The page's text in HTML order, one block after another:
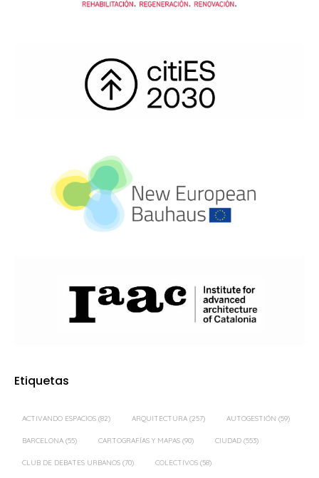
Etiquetas
ACTIVANDO ESPACIOS (82) ARQUITECTURA (257) AUTOGESTIÓN (59)
BARCELONA (55) CARTOGRAFÍAS Y MAPAS (90) CIUDAD (553)
CLUB DE DEBATES URBANOS (70) COLECTIVOS (58)